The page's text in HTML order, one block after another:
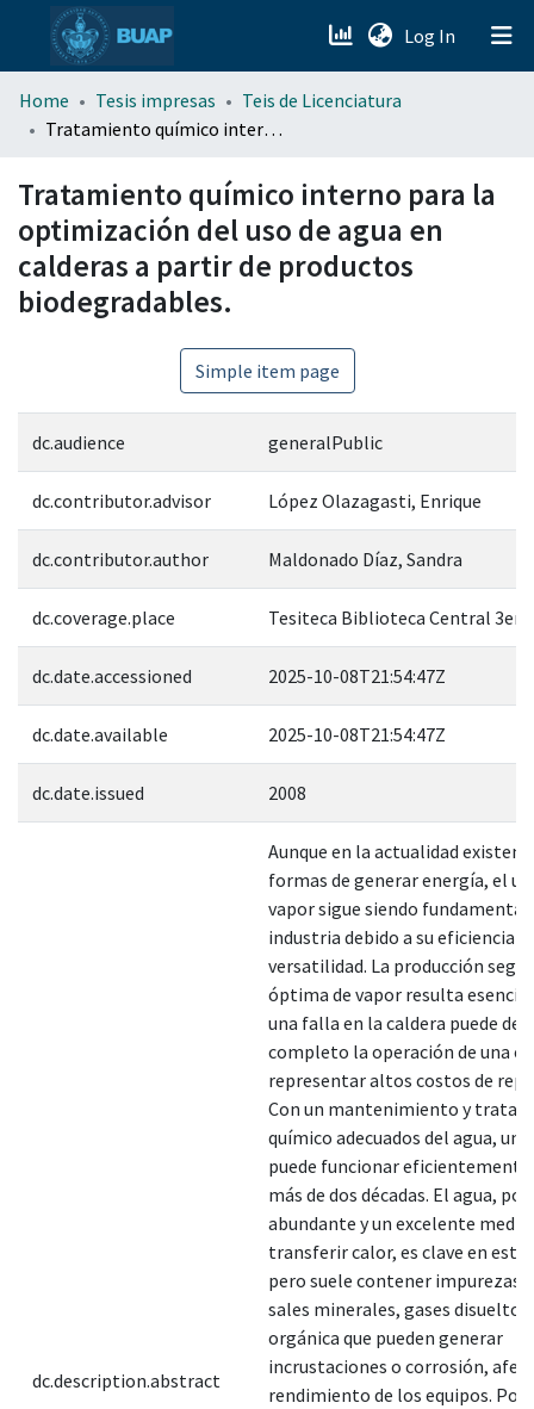
Log In (current)
menu.section.about_menu
Home Tesis impresas
Teis de Licenciatura
Tratamiento químico interno para la optimización del uso de agua en calderas a partir de productos biodegradables.
Tratamiento químico interno para la
optimización del uso de agua en
calderas a partir de productos
biodegradables.
Simple item page
dc.audience generalPublic
dc.contributor.advisor López Olazagasti, Enrique
dc.contributor.author Maldonado Díaz, Sandra
dc.coverage.place Tesiteca Biblioteca Central 3er.
dc.date.accessioned 2025-10-08T21:54:47Z
dc.date.available 2025-10-08T21:54:47Z
dc.date.issued 2008
dc.description.abstract
Aunque en la actualidad existen
formas de generar energía, el
vapor sigue siendo fundamental
industria debido a su eficiencia y
versatilidad. La producción
óptima de vapor resulta
una falla en la caldera puede
completo la operación de una
representar altos costos de
Con un mantenimiento y
químico adecuados del agua,
puede funcionar
más de dos décadas. El agua, por
abundante y un excelente
transferir calor, es clave en este
pero suele contener impurezas
sales minerales, gases
orgánica que pueden generar
incrustaciones o corrosión,
rendimiento de los equipos. Por